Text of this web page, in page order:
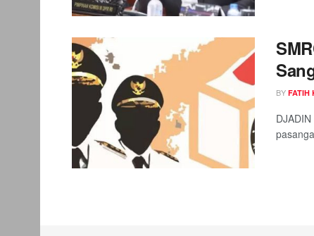
BY FATIH